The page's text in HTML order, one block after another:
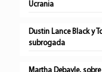
Ucrania
Dustin Lance Black y
subrogada